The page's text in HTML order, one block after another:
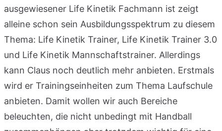
ausgewiesener Life Kinetik Fachmann ist zeigt
alleine schon sein Ausbildungsspektrum zu diesem
Thema: Life Kinetik Trainer, Life Kinetik Trainer 3.0
und Life Kinetik Mannschaftstrainer. Allerdings
kann Claus noch deutlich mehr anbieten. Erstmals
wird er Trainingseinheiten zum Thema Laufschule
anbieten. Damit wollen wir auch Bereiche
beleuchten, die nicht unbedingt mit Handball